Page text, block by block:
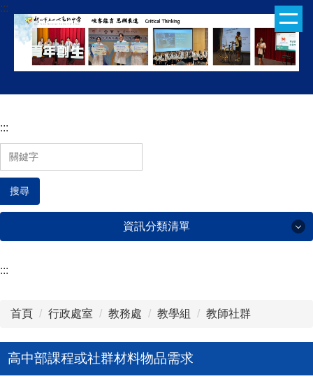
跳
到
容
:::
:::
搜尋
資訊分類清單
:::
首頁 行政處室 教務處 教學組 教師社群
高中部課程或社群材料物品需求